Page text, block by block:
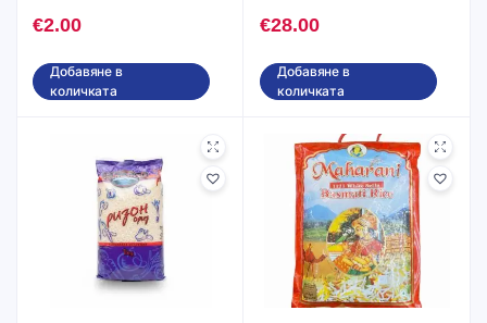
€2.00
Добавяне в
количката
€28.00
Добавяне в
количката